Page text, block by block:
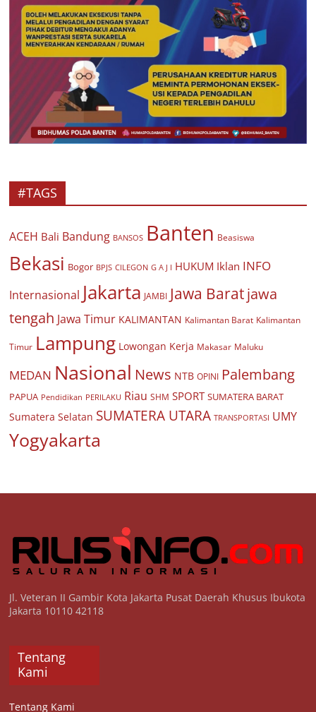
#TAGS
ACEH Bali Bandung BANSOS Banten Beasiswa
Bekasi Bogor BPJS CILEGON G A J I HUKUM Iklan INFO
Internasional Jakarta JAMBI Jawa Baratjawa
tengah Jawa Timur KALIMANTAN Kalimantan Barat Kalimantan
Timur Lampung Lowongan Kerja Makasar Maluku
MEDAN Nasional News NTB OPINI Palembang
PAPUA Pendidikan PERILAKU Riau SHM SPORT SUMATERA BARAT
Sumatera Selatan SUMATERA UTARA TRANSPORTASI UMY
Yogyakarta
Jl. Veteran II Gambir Kota Jakarta Pusat Daerah Khusus Ibukota
Jakarta 10110 42118
Tentang
Kami
Tentang Kami